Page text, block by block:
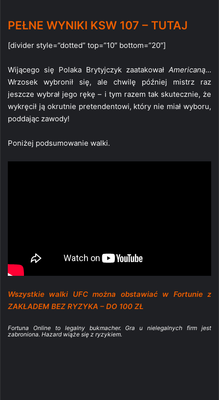
PEŁNE WYNIKI KSW 107 – TUTAJ
[divider style=”dotted” top=”10″ bottom=”20″]
Wijącego się Polaka Brytyjczyk zaatakował Americaną…
Wrzosek wybronił się, ale chwilę później mistrz raz
jeszcze wybrał jego rękę – i tym razem tak skutecznie, że
wykręcił ją okrutnie pretendentowi, który nie miał wyboru,
poddając zawody!
Poniżej podsumowanie walki.
Wszystkie walki UFC można obstawiać w Fortunie z
ZAKŁADEM BEZ RYZYKA – DO 100 ZŁ
Fortuna Online to legalny bukmacher. Gra u nielegalnych firm jest
zabroniona. Hazard wiąże się z ryzykiem.